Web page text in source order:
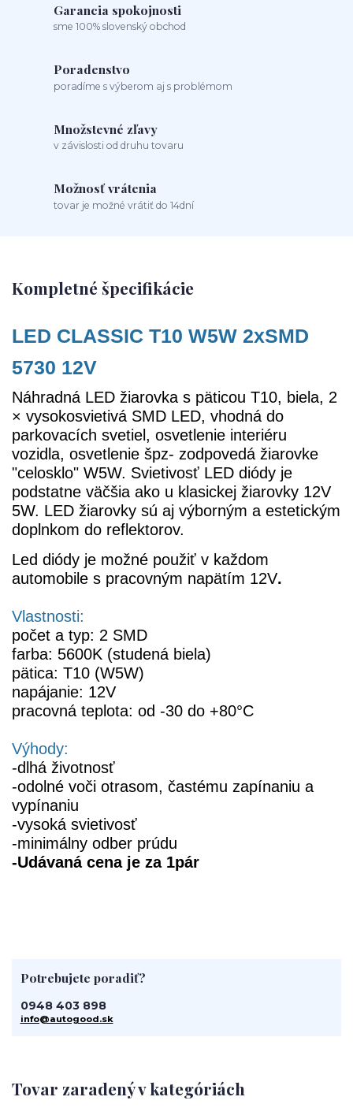
Garancia spokojnosti
sme 100% slovenský obchod
Poradenstvo
poradíme s výberom aj s problémom
Množstevné zľavy
v závislosti od druhu tovaru
Možnosť vrátenia
tovar je možné vrátiť do 14dní
Kompletné špecifikácie
LED CLASSIC T10 W5W 2xSMD
5730 12V
Náhradná LED žiarovka s päticou T10, biela, 2
× vysokosvietivá SMD LED, vhodná do
parkovacích svetiel, osvetlenie interiéru
vozidla, osvetlenie špz- zodpovedá žiarovke
"celosklo" W5W. Svietivosť LED diódy je
podstatne väčšia ako u klasickej žiarovky 12V
5W. LED žiarovky sú aj výborným a estetickým
doplnkom do reflektorov.
Led diódy je možné použiť v každom
automobile s pracovným napätím 12V.
Vlastnosti:
počet a typ: 2 SMD
farba: 5600K (studená biela)
pätica: T10 (W5W)
napájanie: 12V
pracovná teplota: od -30 do +80°C
Výhody:
-dlhá životnosť
-odolné voči otrasom, častému zapínaniu a
vypínaniu
-vysoká svietivosť
-minimálny odber prúdu
-Udávaná cena je za 1pár
Tovar zaradený v kategóriách
Potrebujete poradiť?
0948 403 898
info@autogood.sk